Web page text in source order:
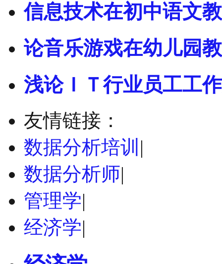
信息技术在初中语文
论音乐游戏在幼儿园
浅论ＩＴ行业员工工
友情链接：
数据分析培训 |
数据分析师|
管理学|
经济学|